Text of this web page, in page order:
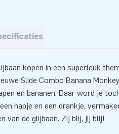
kopen in een superleuk
Slide Combo Banana
en bananen. Daar word je
hapje en een drankje,
van de glijbaan. Zij blij, jij blij!